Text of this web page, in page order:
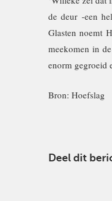
de deur -een
Glasten noemt
meekomen in
enorm gegroeid
Bron: Hoefslag
Deel dit